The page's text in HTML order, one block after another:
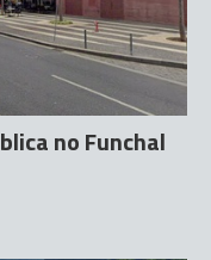
no Funchal